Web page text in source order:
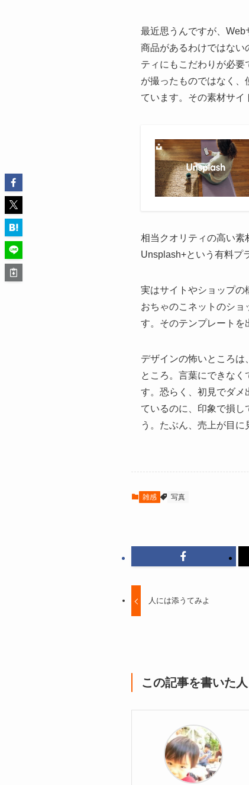
最近思うんですが、
商品があるわけではない
ティにもこだわりが必
が撮ったものではなく
ています。その素材サイ
相当クオリティの高い素
Unsplash+という有料プ
実はサイトやショップの
おちゃのこネットのショ
す。そのテンプレートを
デザインの怖いところは
ところ。言葉にできな
す。恐らく、初見でダメ
ているのに、印象で損し
う。たぶん、売上が目
雑感 写真
人には添うてみよ
この記事を書いた人